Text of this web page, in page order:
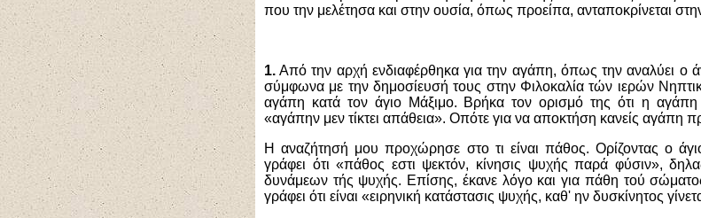
που την μελέτησα και στην ουσία, όπως προείπα, ανταποκρίνεται
1. Από την αρχή ενδιαφέρθηκα για την αγάπη, όπως την αναλύει ο
σύμφωνα με την δημοσίευσή τους στην Φιλοκαλία τών ιερών
αγάπη κατά τον άγιο Μάξιμο. Βρήκα τον ορισμό της ότι η αγάπη
«αγάπην μεν τίκτει απάθεια». Οπότε για να αποκτήση κανείς αγάπη
Η αναζήτησή μου προχώρησε στο τι είναι πάθος. Ορίζοντας ο
γράφει ότι «πάθος εστι ψεκτόν, κίνησις ψυχής παρά φύσιν»,
δυνάμεων τής ψυχής. Επίσης, έκανε λόγο και για πάθη τού
γράφει ότι είναι «ειρηνική κατάστασις ψυχής, καθ' ην δυσκίνητος